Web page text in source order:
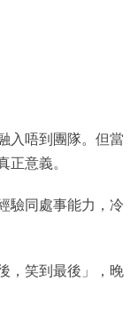
入唔到團隊。但當
正意義。
驗同處事能力，冷
，笑到最後」，晚